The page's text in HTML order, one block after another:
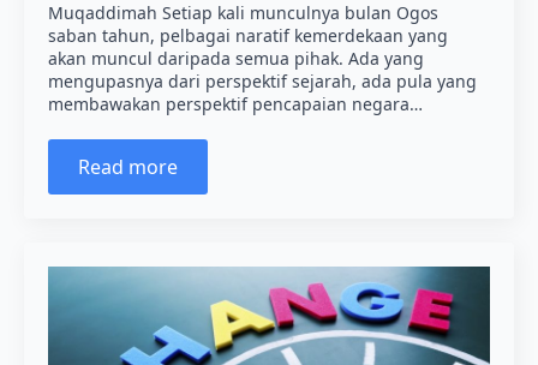
Muqaddimah Setiap kali munculnya bulan Ogos
saban tahun, pelbagai naratif kemerdekaan yang
akan muncul daripada semua pihak. Ada yang
mengupasnya dari perspektif sejarah, ada pula yang
membawakan perspektif pencapaian negara…
Read more